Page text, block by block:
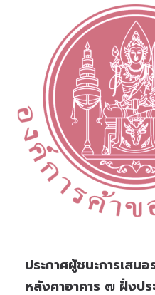
ประกาศผู้ชนะการเสน
หลังคาอาคาร ๗ ฝั่งป